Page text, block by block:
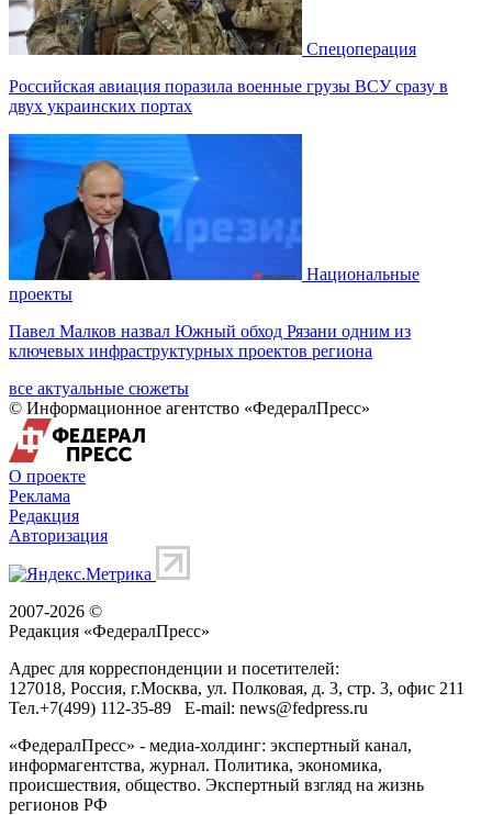
Спецоперация
Российская авиация поразила военные грузы ВСУ сразу в
двух украинских портах
Национальные
проекты
Павел Малков назвал Южный обход Рязани одним из
ключевых инфраструктурных проектов региона
все актуальные сюжеты
© Информационное агентство «ФедералПресс»
О проекте
Реклама
Редакция
Авторизация
2007-2026 ©
Редакция «ФедералПресс»
Адрес для корреспонденции и посетителей:
127018, Россия, г.Москва, ул. Полковая, д. 3, стр. 3, офис 211
Тел.+7(499) 112-35-89 E-mail: news@fedpress.ru
«ФедералПресс» - медиа-холдинг: экспертный канал,
информагентства, журнал. Политика, экономика,
происшествия, общество. Экспертный взгляд на жизнь
регионов РФ